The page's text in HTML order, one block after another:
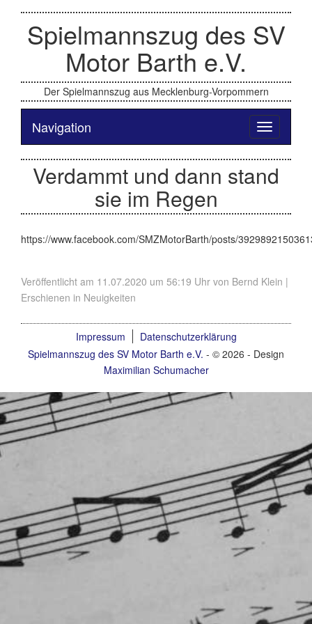
Spielmannszug des SV
Motor Barth e.V.
Der Spielmannszug aus Mecklenburg-Vorpommern
Toggle
navigation
Navigation
Verdammt und dann stand
sie im Regen
https://www.facebook.com/SMZMotorBarth/posts/
Veröffentlicht am 11.07.2020 um 56:19 Uhr von Bernd Klein |
Erschienen in Neuigkeiten
Impressum
Datenschutzerklärung
Spielmannszug des SV Motor Barth e.V. - © 2026 - Design
Maximilian Schumacher